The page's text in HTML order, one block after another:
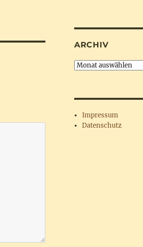
ARCHIV
Archiv
Impressum
Datenschutz